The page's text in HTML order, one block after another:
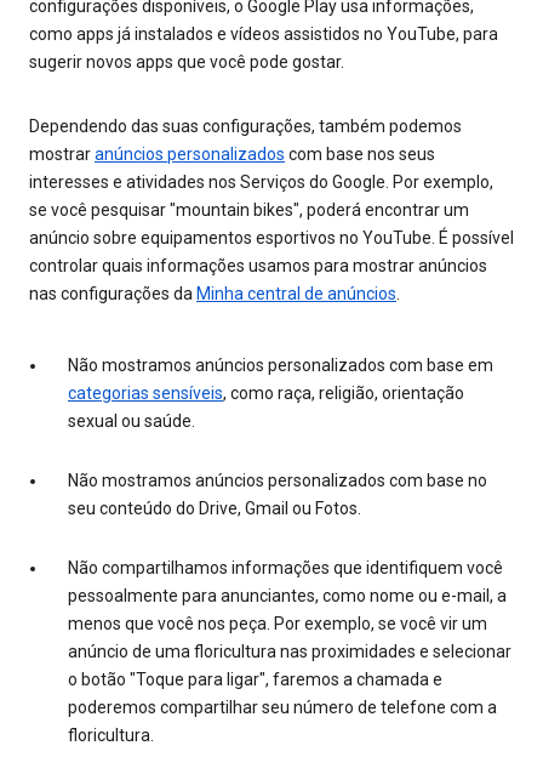
configurações disponíveis, o Google Play usa informações,
como apps já instalados e vídeos assistidos no YouTube, para
sugerir novos apps que você pode gostar.
Dependendo das suas configurações, também podemos
mostraranúncios personalizados com base nos seus
interesses e atividades nos Serviços do Google. Por exemplo,
se você pesquisar "mountain bikes", poderá encontrar um
anúncio sobre equipamentos esportivos no YouTube. É possível
controlar quais informações usamos para mostrar anúncios
nas configurações da Minha central de anúncios
Não mostramos anúncios personalizados com base em
categorias sensíveis, como raça, religião, orientação
sexual ou saúde.
Não mostramos anúncios personalizados com base no
seu conteúdo do Drive, Gmail ou Fotos.
Não compartilhamos informações que identifiquem você
pessoalmente para anunciantes, como nome ou e-mail, a
menos que você nos peça. Por exemplo, se você vir um
anúncio de uma floricultura nas proximidades e selecionar
o botão "Toque para ligar", faremos a chamada e
poderemos compartilhar seu número de telefone com a
floricultura.